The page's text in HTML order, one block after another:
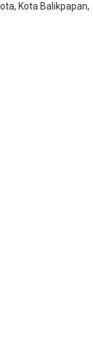
Kota Balikpapan,